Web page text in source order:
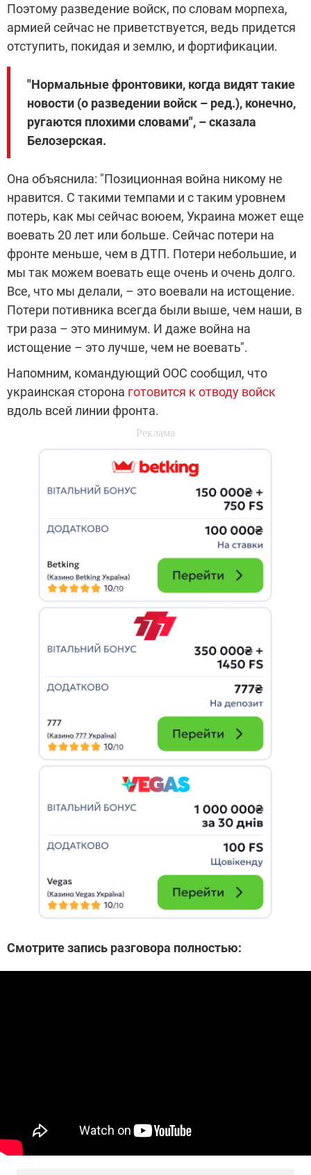
Поэтому разведение войск, по словам морпеха,
армией сейчас не приветствуется, ведь придется
отступить, покидая и землю, и фортификации.
"Нормальные фронтовики, когда видят такие
новости (о разведении войск – ред.), конечно,
ругаются плохими словами", – сказала
Белозерская.
Она объяснила: "Позиционная война никому не
нравится. С такими темпами и с таким уровнем
потерь, как мы сейчас воюем, Украина может еще
воевать 20 лет или больше. Сейчас потери на
фронте меньше, чем в ДТП. Потери небольшие, и
мы так можем воевать еще очень и очень долго.
Все, что мы делали, – это воевали на истощение.
Потери потивника всегда были выше, чем наши, в
три раза – это минимум. И даже война на
истощение – это лучше, чем не воевать".
Напомним, командующий ООС сообщил, что
украинская сторона готовится к отводу войск
вдоль всей линии фронта.
Смотрите запись разговора полностью: